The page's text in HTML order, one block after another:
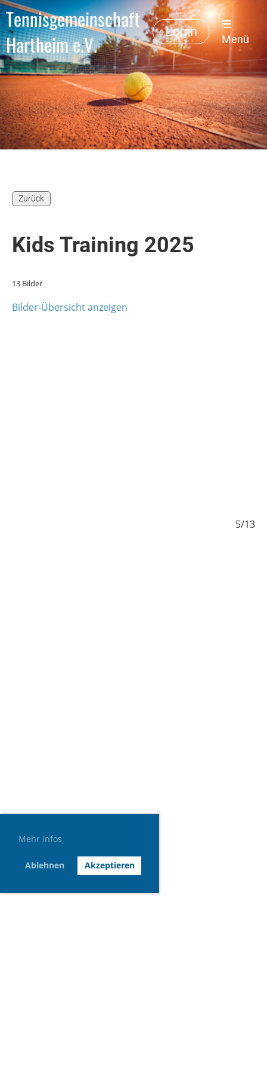
Mehr Infos
Ablehnen Akzeptieren
Tennisgemeinschaft
Hartheim e.V.
Login
Menü
Zurück
Kids Training 2025
13 Bilder
Bilder-Übersicht anzeigen
5/13